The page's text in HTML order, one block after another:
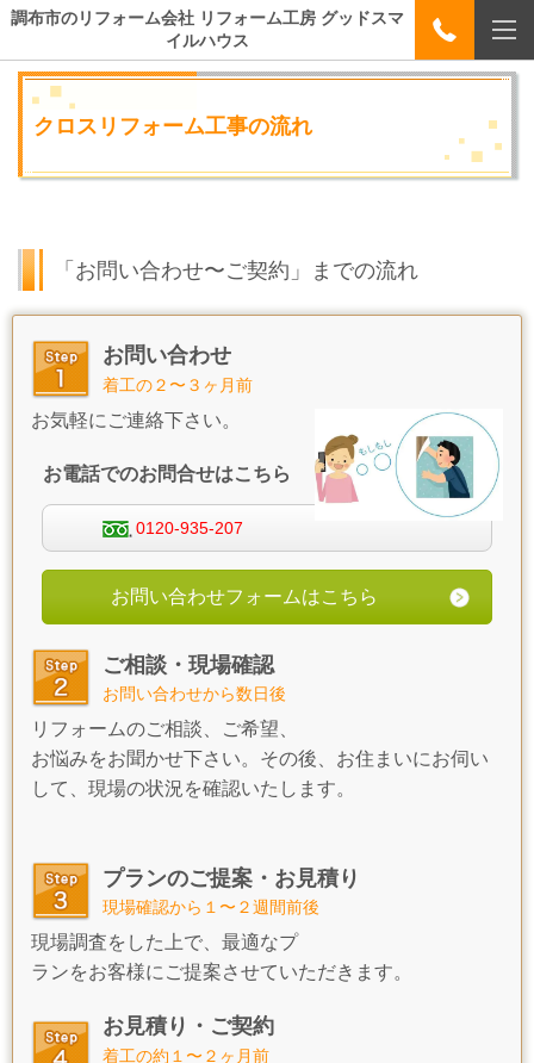
調布市のリフォーム会社 リフォーム工房 グッドスマ
イルハウス
クロスリフォーム工事の流れ
「お問い合わせ〜ご契約」までの流れ
お問い合わせ
着工の２〜３ヶ月前
お気軽にご連絡下さい。
お電話でのお問合せはこちら
0120-935-207
お問い合わせフォームはこちら
ご相談・現場確認
お問い合わせから数日後
リフォームのご相談、ご希望、
お悩みをお聞かせ下さい。その後、お住まいにお伺い
して、現場の状況を確認いたします。
プランのご提案・お見積り
現場確認から１〜２週間前後
現場調査をした上で、最適なプ
ランをお客様にご提案させていただきます。
お見積り・ご契約
着工の約１〜２ヶ月前